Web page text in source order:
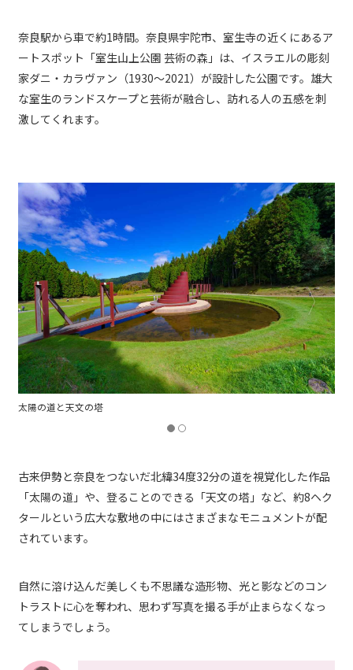
奈良駅から車で約1時間。奈良県宇陀市、室生寺の近くにあるア
ートスポット「室生山上公園 芸術の森」は、イスラエルの彫刻
家ダニ・カラヴァン（1930〜2021）が設計した公園です。雄大
な室生のランドスケープと芸術が融合し、訪れる人の五感を刺
激してくれます。
太陽の道と天文の塔
古来伊勢と奈良をつないだ北緯34度32分の道を視覚化した作品
「太陽の道」や、登ることのできる「天文の塔」など、約8ヘク
タールという広大な敷地の中にはさまざまなモニュメントが配
されています。
自然に溶け込んだ美しくも不思議な造形物、光と影などのコン
トラストに心を奪われ、思わず写真を撮る手が止まらなくなっ
てしまうでしょう。